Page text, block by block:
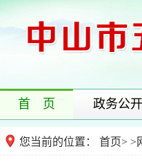
首 页 政务公开
您当前的位置： 首页> >